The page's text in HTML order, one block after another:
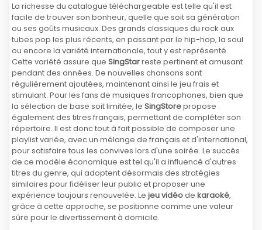
La richesse du catalogue téléchargeable est telle qu'il est
facile de trouver son bonheur, quelle que soit sa génération
ou ses goûts musicaux. Des grands classiques du rock aux
tubes pop les plus récents, en passant par le hip-hop, la soul
ou encore la variété internationale, tout y est représenté.
Cette variété assure que SingStarreste pertinent et amusant
pendant des années. De nouvelles chansons sont
régulièrement ajoutées, maintenant ainsi le jeu frais et
stimulant. Pour les fans de musiques francophones, bien que
la sélection de base soit limitée, le SingStorepropose
également des titres français, permettant de compléter son
répertoire. Il est donc tout à fait possible de composer une
playlist variée, avec un mélange de français et d'international,
pour satisfaire tous les convives lors d'une soirée. Le succès
de ce modèle économique est tel qu'il a influencé d'autres
titres du genre, qui adoptent désormais des stratégies
similaires pour fidéliser leur public et proposer une
expérience toujours renouvelée. Le jeu vidéode karaoké,
grâce à cette approche, se positionne comme une valeur
sûre pour le divertissement à domicile.